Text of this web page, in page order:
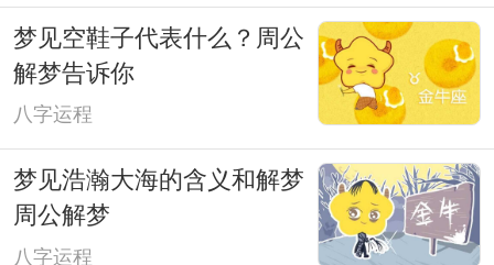
梦见空鞋子代表什么？周公
解梦告诉你
八字运程
梦见浩瀚大海的含义和解梦
周公解梦
八字运程